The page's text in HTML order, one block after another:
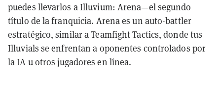
puedes llevarlos a Illuvium: Arena—el segundo
título de la franquicia. Arena es un auto-battler
estratégico, similar a Teamfight Tactics, donde tus
Illuvials se enfrentan a oponentes controlados por
la IA u otros jugadores en línea.